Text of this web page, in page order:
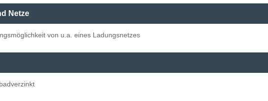
Netze
von u.a. eines Ladungsnetzes